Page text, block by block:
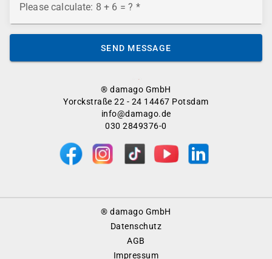
® damago GmbH
Yorckstraße 22 - 24 14467 Potsdam
info@damago.de
030 2849376-0
Please calculate: 8 + 6 = ?
SEND MESSAGE
® damago GmbH
Datenschutz
AGB
Impressum